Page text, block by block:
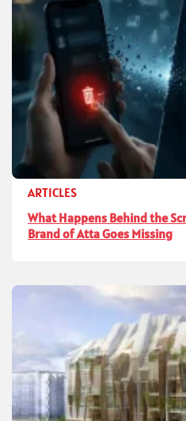
ARTICLES
What Happens Behind the
Brand of Atta Goes Missing